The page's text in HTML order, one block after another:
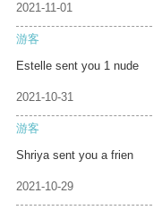
2021-11-01
游客
Estelle sent you 1 nude
2021-10-31
游客
Shriya sent you a frien
2021-10-29